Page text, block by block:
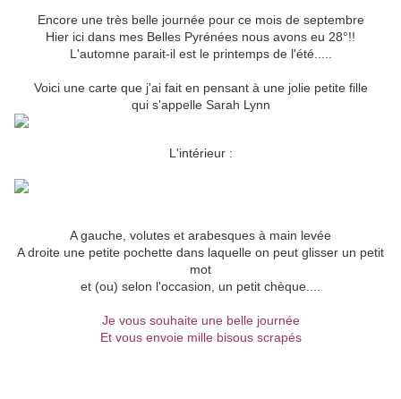
Encore une très belle journée pour ce mois de septembre
Hier ici dans mes Belles Pyrénées nous avons eu 28°!!
L'automne parait-il est le printemps de l'été.....
Voici une carte que j'ai fait en pensant à une jolie petite fille
qui s'appelle Sarah Lynn
L'intérieur :
A gauche, volutes et arabesques à main levée
A droite une petite pochette dans laquelle on peut glisser un petit
mot
et (ou) selon l'occasion, un petit chèque....
Je vous souhaite une belle journée
Et vous envoie mille bisous scrapés